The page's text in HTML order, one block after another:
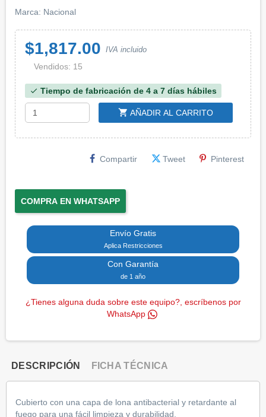
Marca: Nacional
$1,817.00 IVA incluido
Vendidos: 15
check Tiempo de fabricación de 4 a 7 días hábiles
shopping_cart AÑADIR AL CARRITO
Compartir Tweet Pinterest
COMPRA EN WHATSAPP
Envío Gratis
Aplica Restricciones
Con Garantía
de 1 año
¿Tienes alguna duda sobre este equipo?, escríbenos por
WhatsApp
DESCRIPCIÓN FICHA TÉCNICA
Cubierto con una capa de lona antibacterial y retardante al
fuego para una fácil limpieza y durabilidad.